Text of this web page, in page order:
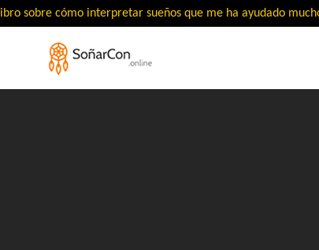
libro sobre cómo interpretar sueños que me ha ayudado